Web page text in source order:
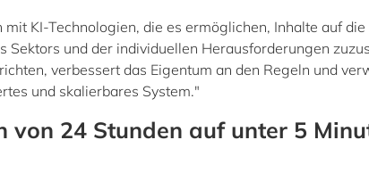
KI-Technologien, die es ermöglichen, Inhalte auf die
Sektors und der individuellen Herausforderungen
verbessert das Eigentum an den Regeln und
und skalierbares System."
von 24 Stunden auf unter 5